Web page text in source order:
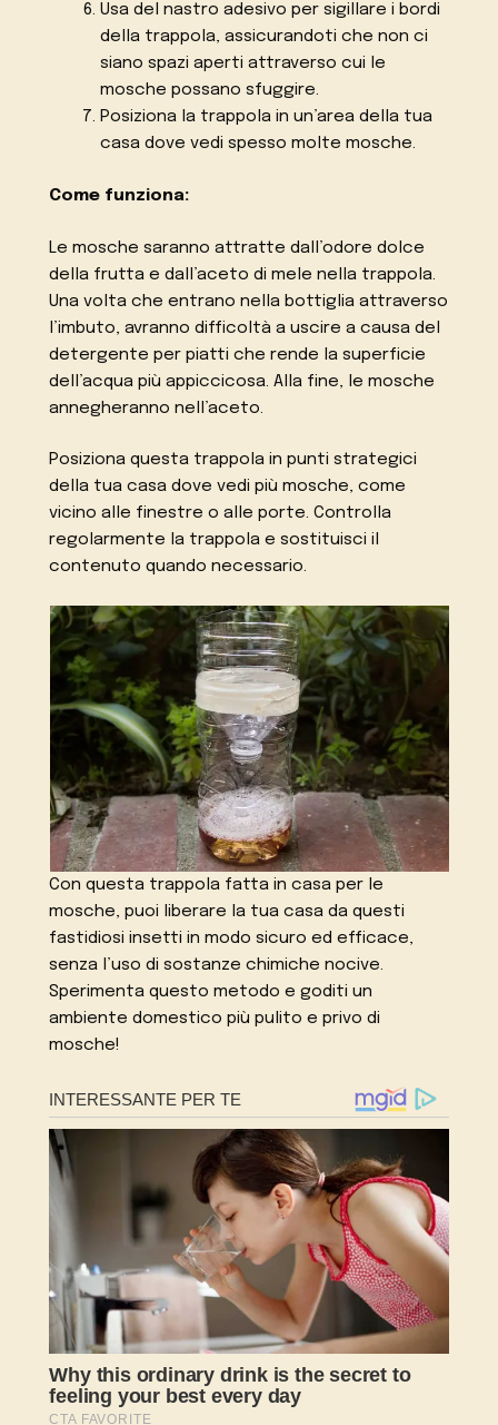
Usa del nastro adesivo per sigillare i bordi
della trappola, assicurandoti che non ci
siano spazi aperti attraverso cui le
mosche possano sfuggire.
Posiziona la trappola in un’area della tua
casa dove vedi spesso molte mosche.
Come funziona:
Le mosche saranno attratte dall’odore dolce
della frutta e dall’aceto di mele nella trappola.
Una volta che entrano nella bottiglia attraverso
l’imbuto, avranno difficoltà a uscire a causa del
detergente per piatti che rende la superficie
dell’acqua più appiccicosa. Alla fine, le mosche
annegheranno nell’aceto.
Posiziona questa trappola in punti strategici
della tua casa dove vedi più mosche, come
vicino alle finestre o alle porte. Controlla
regolarmente la trappola e sostituisci il
contenuto quando necessario.
Con questa trappola fatta in casa per le
mosche, puoi liberare la tua casa da questi
fastidiosi insetti in modo sicuro ed efficace,
senza l’uso di sostanze chimiche nocive.
Sperimenta questo metodo e goditi un
ambiente domestico più pulito e privo di
mosche!